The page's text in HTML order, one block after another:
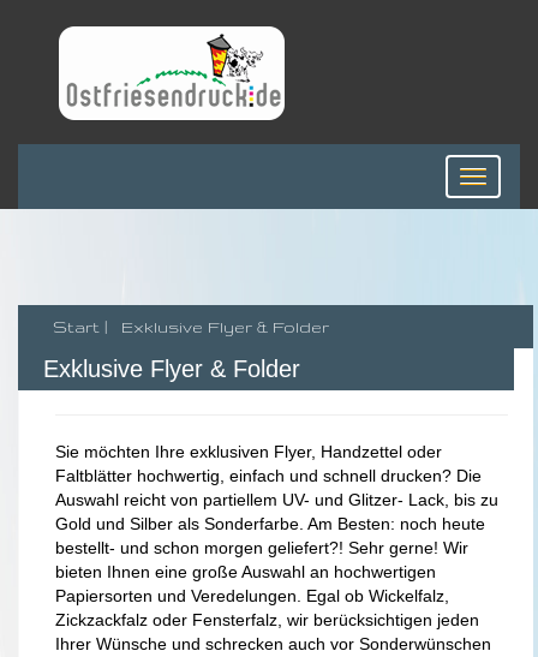
Toggle
Start | Exklusive Flyer & Folder
Exklusive Flyer & Folder
Sie möchten Ihre exklusiven Flyer, Handzettel oder
Faltblätter hochwertig, einfach und schnell drucken? Die
Auswahl reicht von partiellem UV- und Glitzer- Lack, bis zu
Gold und Silber als Sonderfarbe. Am Besten: noch heute
bestellt- und schon morgen geliefert?! Sehr gerne! Wir
bieten Ihnen eine große Auswahl an hochwertigen
Papiersorten und Veredelungen. Egal ob Wickelfalz,
Zickzackfalz oder Fensterfalz, wir berücksichtigen jeden
Ihrer Wünsche und schrecken auch vor Sonderwünschen